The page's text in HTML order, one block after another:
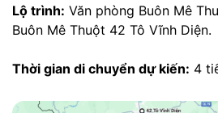
Lộ trình: Văn phòng Buôn Mê
Buôn Mê Thuột 42 Tô Vĩnh Diện.
Thời gian di chuyển dự kiến: 4